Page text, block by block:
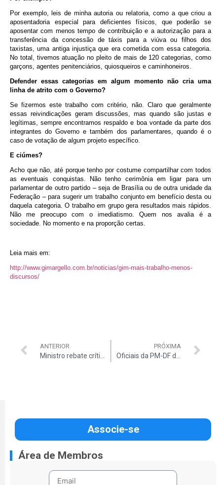
Por exemplo, leis de minha autoria ou relatoria, como a que criou a
aposentadoria especial para deficientes físicos, que poderão se
aposentar com menos tempo de contribuição e a autorização para a
transferência da concessão de táxis para a viúva ou filhos dos
taxistas, uma antiga injustiça que era cometida com essa categoria.
No total, tivemos atuação no pleito de mais de 120 categorias, como
garçons, agentes penitenciários, quiosqueiros e caminhoneiros.
Defender essas categorias em algum momento não cria uma
linha de atrito com o Governo?
Se fizermos este trabalho com critério, não. Claro que geralmente
essas reivindicações geram discussões, mas quando são justas e
legítimas, sempre encontramos respaldo e boa vontade da parte dos
integrantes do Governo e também dos parlamentares, quando é o
caso de votação de algum projeto específico.
E ciúmes?
Acho que não, até porque tenho por costume compartilhar com todos
as eventuais conquistas. Não tenho cerimônia em ligar para um
parlamentar de outro partido – seja de Brasília ou de outra unidade da
Federação – para sugerir um trabalho conjunto em benefício desta ou
daquela categoria. O trabalho em grupo gera resultados mais rápidos.
Não me preocupo com o imediatismo. Quem nos avalia é a
sociedade. No momento e na proporção certas.
Leia mais em:
http://www.gimargello.com.br/noticias/gim-mais-trabalho-menos-
discursos/
ANTERIOR PRÓXIMA
Associe-se
Área de Membros